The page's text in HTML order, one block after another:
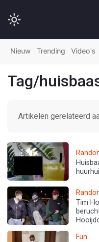
Nieuw Trending Video's
Tag/
Artikelen gerelateerd
Tim
Fun